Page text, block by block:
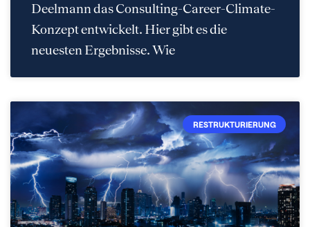
Deelmann das Consulting-Career-Climate-
Konzept entwickelt. Hier gibt es die
neuesten Ergebnisse. Wie
RESTRUKTURIERUNG